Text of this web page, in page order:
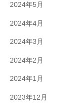
2024年5月
2024年4月
2024年3月
2024年2月
2024年1月
2023年12月